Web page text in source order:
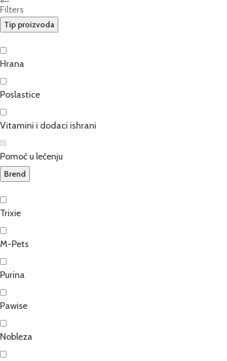
Filters
Tip proizvoda
Hrana
Poslastice
Vitamini i dodaci ishrani
Pomoć u lečenju
Brend
Trixie
M-Pets
Purina
Pawise
Nobleza